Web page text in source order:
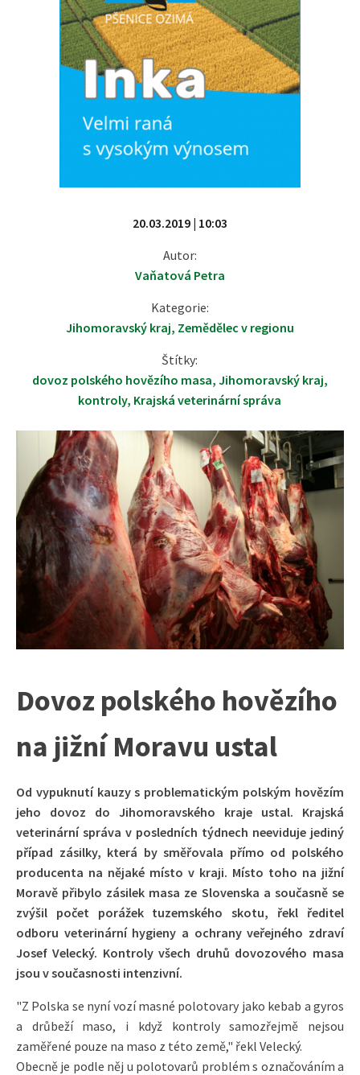
20.03.2019 | 10:03
Autor:
Vaňatová Petra
Kategorie:
Jihomoravský kraj, Zemědělec v regionu
Štítky:
dovoz polského hovězího masa, Jihomoravský kraj,
kontroly, Krajská veterinární správa
Dovoz polského hovězího
na jižní Moravu ustal
Od vypuknutí kauzy s problematickým polským hovězím
jeho dovoz do Jihomoravského kraje ustal. Krajská
veterinární správa v posledních týdnech neeviduje jediný
případ zásilky, která by směřovala přímo od polského
producenta na nějaké místo v kraji. Místo toho na jižní
Moravě přibylo zásilek masa ze Slovenska a současně se
zvýšil počet porážek tuzemského skotu, řekl ředitel
odboru veterinární hygieny a ochrany veřejného zdraví
Josef Velecký. Kontroly všech druhů dovozového masa
jsou v současnosti intenzivní.
"Z Polska se nyní vozí masné polotovary jako kebab a gyros
a drůbeží maso, i když kontroly samozřejmě nejsou
zaměřené pouze na maso z této země," řekl Velecký.
Obecně je podle něj u polotovarů problém s označováním a